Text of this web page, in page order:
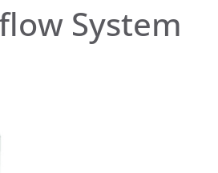
System